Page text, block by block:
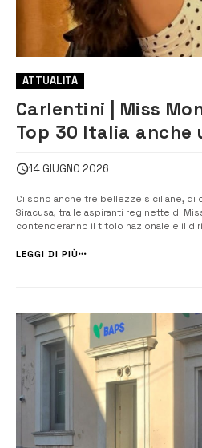
ATTUALITÀ
Carlentini | Miss
Top 30 Italia anche
14 GIUGNO 2026
Ci sono anche tre bellezze siciliane, di
Siracusa, tra le aspiranti reginette di
contenderanno il titolo nazionale e il
famosi a livello internazionale. Si tratta di
LEGGI DI PIÙ